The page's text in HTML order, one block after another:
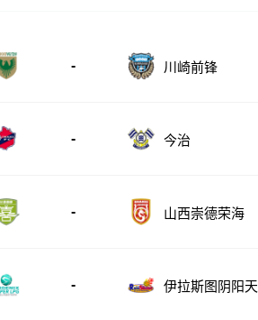
- 川崎前锋
- 今治
- 山西崇德荣海
- 伊拉斯图阴阳天